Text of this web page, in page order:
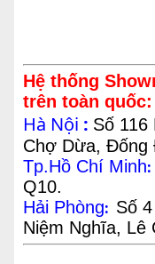
Hệ thống
trên toàn quốc:
Hà Nội : Số 116
Chợ Dừa, Đống
Tp.Hồ Chí Minh:
Q10.
Hải Phòng: Số
Niệm Nghĩa, Lê